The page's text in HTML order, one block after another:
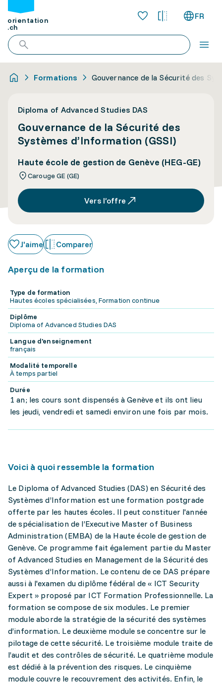
orientation
.ch
FR
Formations Gouvernance de la Sécurité des
Diploma of Advanced Studies DAS
Gouvernance de la Sécurité des
Systèmes d’Information (GSSI)
Haute école de gestion de Genève (HEG-GE)
Carouge GE (GE)
Vers l’offre
J'aime Comparer
Aperçu de la formation
Type de formation
Hautes écoles spécialisées, Formation continue
Diplôme
Diploma of Advanced Studies DAS
Langue d'enseignement
français
Modalité temporelle
À temps partiel
Durée
1 an; les cours sont dispensés à Genève et ils ont lieu
les jeudi, vendredi et samedi environ une fois par mois.
Voici à quoi ressemble la formation
Le Diploma of Advanced Studies (DAS) en Sécurité des
Systèmes d’Information est une formation postgrade
offerte par les hautes écoles. Il peut constituer l'année
de spécialisation de l’Executive Master of Business
Administration (EMBA) de la Haute école de gestion de
Genève. Ce programme fait également partie du Master
of Advanced Studies en Management de la Sécurité des
Systèmes d’Information. Le contenu de ce DAS prépare
aussi à l'examen du diplôme fédéral de « ICT Security
Expert » proposé par ICT Formation Professionnelle. La
formation se compose de six modules. Le premier
module aborde la stratégie de la sécurité des systèmes
d’information. Le deuxième module se concentre sur le
pilotage de cette sécurité. Le troisième module traite de
l’audit et des contrôles de sécurité. Le quatrième module
est dédié à la prévention des risques. Le cinquième
module couvre le recouvrement des activités. Enfin, le